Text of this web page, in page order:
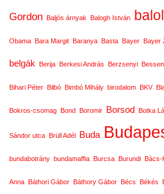
Gordon Baljós árnyak Balogh István
Obama Bara Margit Baranya Basta Bayer Bayer
belgák Berija Berkesi András Berzsenyi
Bihari Péter Bilbó Bimbó Mihály birodalom BKV
Bokros-csomag Bond Boromir Borsod Botka
Sándor utca Brüll Adél Buda
bundabotrány bundamaffia Burcsa Burundi Bács-
Anna Báthori Gábor Báthory Gábor Bécs Békés